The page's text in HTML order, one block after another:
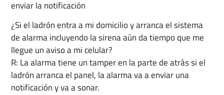
enviar la notificación
¿Si el ladrón entra a mi domicilio y arranca el sistema
de alarma incluyendo la sirena aún da tiempo que me
llegue un aviso a mi celular?
R: La alarma tiene un tamper en la parte de atrás si el
ladrón arranca el panel, la alarma va a enviar una
notificación y va a sonar.